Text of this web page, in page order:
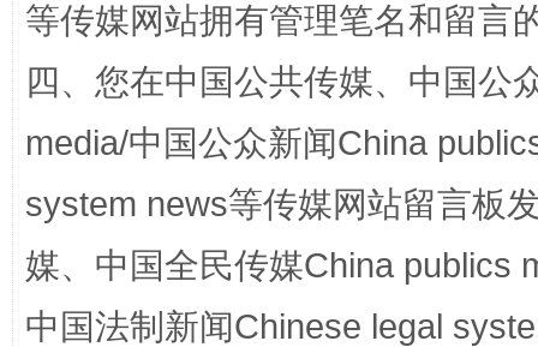
国家大学科技园优化重塑工作
等传媒网站拥有管理笔名和留言
四、您在中国公共传媒、中国公
media/中国公众新闻China
system news等传媒网站留言板
媒、中国全民传媒China publics
中国法制新闻Chinese legal